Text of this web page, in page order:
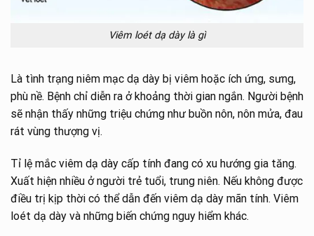
Viêm loét dạ dày là gì
Là tình trạng niêm mạc dạ dày bị viêm hoặc ích ứng, sưng,
phù nề. Bệnh chỉ diễn ra ở khoảng thời gian ngắn. Người bệnh
sẽ nhận thấy những triệu chứng như buồn nôn, nôn mửa, đau
rát vùng thượng vị.
Tỉ lệ mắc viêm dạ dày cấp tính đang có xu hướng gia tăng.
Xuất hiện nhiều ở người trẻ tuổi, trung niên. Nếu không được
điều trị kịp thời có thể dẫn đến viêm dạ dày mãn tính. Viêm
loét dạ dày và những biến chứng nguy hiểm khác.